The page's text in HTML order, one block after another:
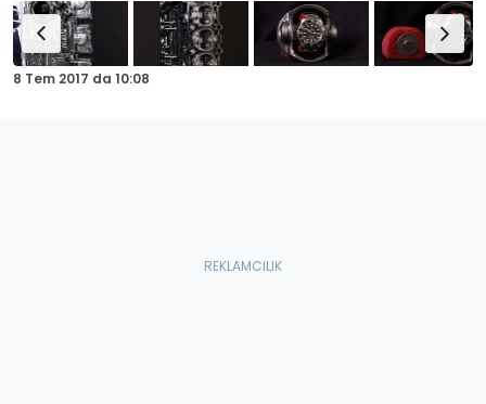
8 Tem 2017 da 10:08